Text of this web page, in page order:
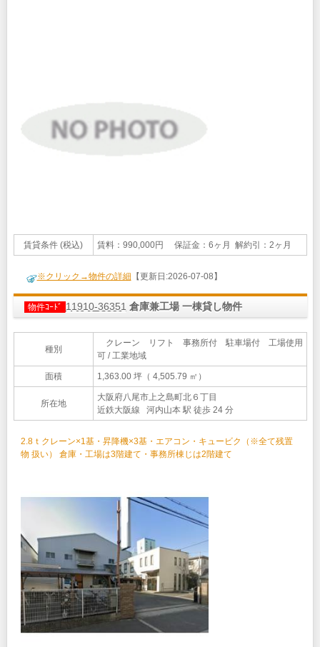
賃貸条件 (税込) 賃料：990,000円 保証金：6ヶ月 解約引：2ヶ月
※クリック→物件の詳細 【更新日:2026-07-08】
物件ｺｰﾄﾞ 11910-36351 倉庫兼工場 一棟貸し物件
種別
クレーン リフト 事務所付 駐車場付 工場使用
可 / 工業地域
面積 1,363.00 坪（ 4,505.79 ㎡）
所在地
大阪府八尾市上之島町北６丁目
近鉄大阪線 河内山本 駅 徒歩 24 分
2.8ｔクレーン×1基・昇降機×3基・エアコン・キュービク（※全て残置
物 扱い） 倉庫・工場は3階建て・事務所棟じは2階建て